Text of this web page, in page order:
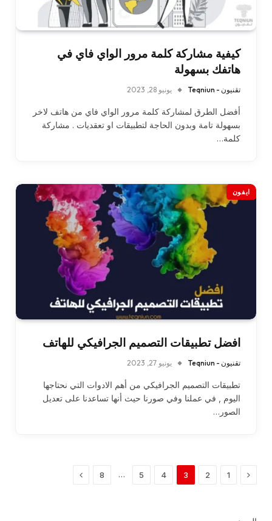
كيفية مشاركة كلمة مرور الواي فاي في
هاتفك بسهولة
تقنيون - Teqniun يونيو 28, 2023
أفضل الطرق لمشاركة كلمة مرور الواي فاي من هاتف لاخر
بسهولة تامة وبدون الحاجة لتطبيقات او تعقديات . مشاركة
كلمة…
ايفون
افضل تطبيقات التصميم الجرافيكي للهاتف
تقنيون - Teqniun يونيو 27, 2023
تطبيقات التصميم الجرافيكي من أهم الادوات التي نحتاجها
اليوم , في عملنا وفي صورنا حيث أنها تساعدنا على تعديل
الصور…
السابق
1
2
3
4
5
…
8 التالي